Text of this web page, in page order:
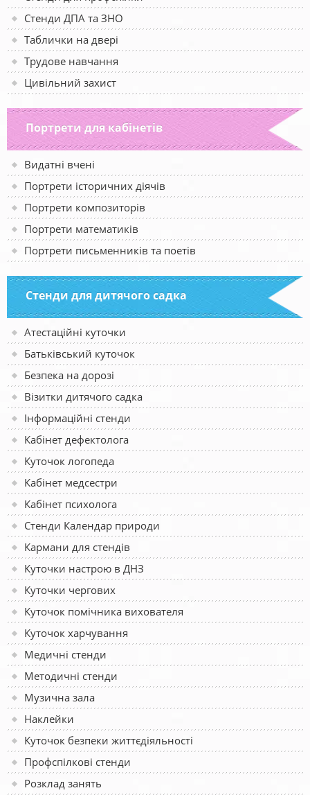
Стенди ДПА та ЗНО
Таблички на двері
Трудове навчання
Цивільний захист
Портрети для кабінетів
Видатні вчені
Портрети історичних діячів
Портрети композиторів
Портрети математиків
Портрети письменників та поетів
Стенди для дитячого садка
Атестаційні куточки
Батьківський куточок
Безпека на дорозі
Візитки дитячого садка
Інформаційні стенди
Кабінет дефектолога
Куточок логопеда
Кабінет медсестри
Кабінет психолога
Стенди Календар природи
Кармани для стендів
Куточки настрою в ДНЗ
Куточки чергових
Куточок помічника вихователя
Куточок харчування
Медичні стенди
Методичні стенди
Музична зала
Наклейки
Куточок безпеки життєдіяльності
Профспілкові стенди
Розклад занять